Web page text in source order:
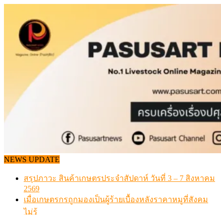
content
NEWS UPDATE
สรุปภาวะ สินค้าเกษตรประจำสัปดาห์ วันที่ 3 – 7 สิงหาคม
2569
เมื่อเกษตรกรถูกมองเป็นผู้ร้ายเบื้องหลังราคาหมูที่สังคม
ไม่รู้